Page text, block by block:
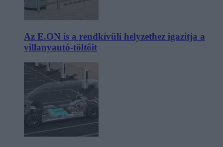
Az E.ON is a rendkívüli helyzethez igazítja a
villanyautó-töltőit